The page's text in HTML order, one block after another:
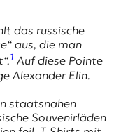
das russische
aus, die man
1 Auf diese Pointe
Alexander Elin.
staatsnahen
Souvenirläden